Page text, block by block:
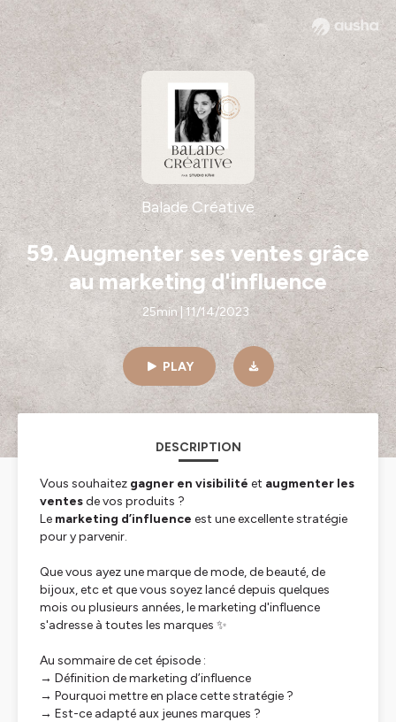
Balade Créative
59. Augmenter ses ventes grâce
au marketing d'influence
25min | 11/14/2023
PLAY
DESCRIPTION
Vous souhaitez gagner en visibilité et augmenter les
ventesde vos produits ?
Le marketing d’influence est une excellente stratégie
pour y parvenir.
Que vous ayez une marque de mode, de beauté, de
bijoux, etc et que vous soyez lancé depuis quelques
mois ou plusieurs années, le marketing d'influence
s'adresse à toutes les marques ✨
Au sommaire de cet épisode :
→ Définition de marketing d’influence
→ Pourquoi mettre en place cette stratégie ?
→ Est-ce adapté aux jeunes marques ?